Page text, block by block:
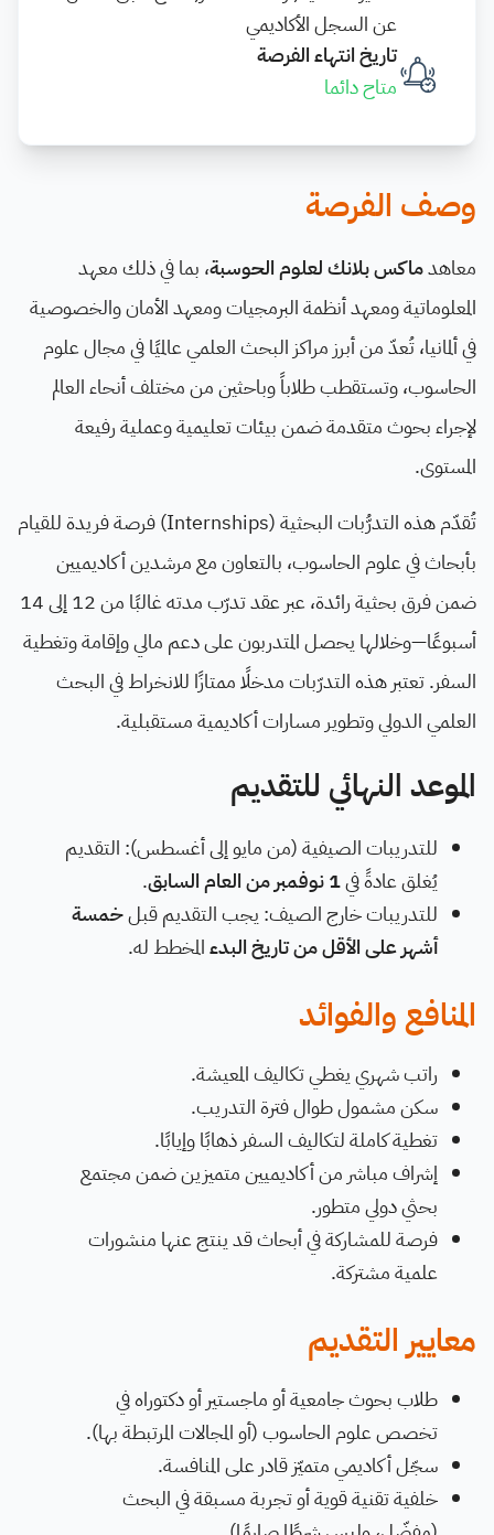
عن السجل الأكاديمي
تاريخ انتهاء الفرصة
متاح دائما
وصف الفرصة
معاهدماكس بلانك لعلوم الحوسبة، بما في ذلك معهد
المعلوماتية ومعهد أنظمة البرمجيات ومعهد الأمان والخصوصية
في ألمانيا، تُعدّ من أبرز مراكز البحث العلمي عالميًا في مجال علوم
الحاسوب، وتستقطب طلاباً وباحثين من مختلف أنحاء العالم
لإجراء بحوث متقدمة ضمن بيئات تعليمية وعملية رفيعة
المستوى.
تُقدّم هذه التدرُّبات البحثية (Internships) فرصة فريدة للقيام
بأبحاث في علوم الحاسوب، بالتعاون مع مرشدين أكاديميين
ضمن فرق بحثية رائدة، عبر عقد تدرّب مدته غالبًا من 12 إلى 14
أسبوعًا—وخلالها يحصل المتدربون على دعم مالي وإقامة وتغطية
السفر. تعتبر هذه التدرّبات مدخلًا ممتازًا للانخراط في البحث
العلمي الدولي وتطوير مسارات أكاديمية مستقبلية.
الموعد النهائي للتقديم
للتدريبات الصيفية (من مايو إلى أغسطس): التقديم
يُغلق عادةً في1 نوفمبر من العام السابق
.
للتدريبات خارج الصيف: يجب التقديم قبلخمسة
أشهر على الأقل من تاريخ البدءالمخطط له.
المنافع والفوائد
راتب شهري يغطي تكاليف المعيشة.
سكن مشمول طوال فترة التدريب.
تغطية كاملة لتكاليف السفر ذهابًا وإيابًا.
إشراف مباشر من أكاديميين متميزين ضمن مجتمع
بحثي دولي متطور.
فرصة للمشاركة في أبحاث قد ينتج عنها منشورات
علمية مشتركة.
معايير التقديم
طلاب بحوث جامعية أو ماجستير أو دكتوراه في
تخصص علوم الحاسوب (أو المجالات المرتبطة بها).
سجّل أكاديمي متميّز قادر على المنافسة.
خلفية تقنية قوية أو تجربة مسبقة في البحث